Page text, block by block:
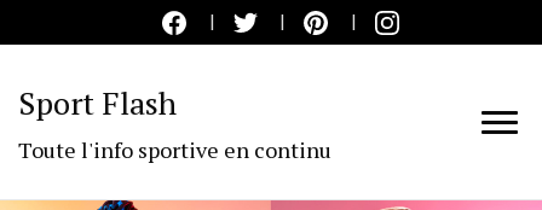
Sport Flash
Toute l'info sportive en continu